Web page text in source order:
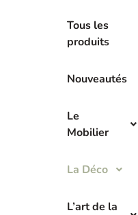
Tous les
produits
Nouveautés
Le
Mobilier
La Déco
L’art de la